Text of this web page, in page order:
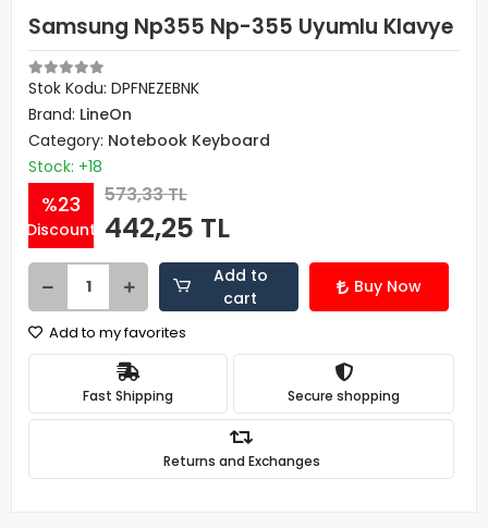
Samsung Np355 Np-355 Uyumlu Klavye
Stok Kodu: DPFNEZEBNK
Brand: LineOn
Category: Notebook Keyboard
Stock: +18
%23
Discount
573,33 TL
442,25 TL
Add to
cart
Buy Now
Add to my favorites
Fast Shipping Secure shopping
Returns and Exchanges